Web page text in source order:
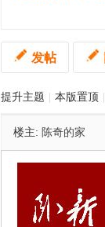
发帖
提升主题 本版置顶
楼主: 陈奇的家